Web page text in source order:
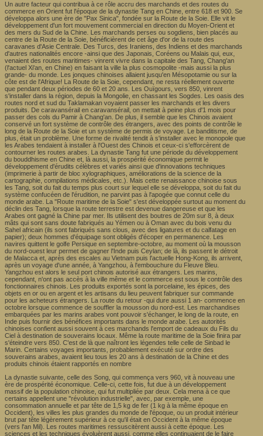
Un autre facteur qui contribua à ce rôle accru des marchands et des routes du
commerce en Orient fut l'époque de la dynastie Tang en Chine, entre 618 et 900. Se
développa alors une ère de "Pax Sinica", fondée sur la Route de la Soie. Elle vit le
développement d'un fort mouvement commercial en direction du Moyen-Orient et
des mers du Sud de la Chine. Les marchands perses ou sogdiens, bien placés au
centre de la Route de la Soie, bénéficièrent de cet âge d'or de la route des
caravanes d'Asie Centrale. Des Turcs, des Iraniens, des Indiens et des marchands
d'autres nationalités encore -ainsi que des Japonais, Coréens ou Malais qui, eux,
venaient des routes maritimes- vinrent vivre dans la capitale des Tang, Chang'an
(l'actuel Xi'an, en Chine) en faisant la ville la plus cosmopolite -mais aussi la plus
grande- du monde. Les jonques chinoises allaient jusqu'en Mésopotamie ou sur la
côte est de l'Afrique! La Route de la Soie, cependant, ne resta réellement ouverte
que pendant deux périodes de 60 et 20 ans. Les Ouïgours, vers 850, vinrent
s'installer dans la région, depuis la Mongolie, en chassant les Sogdes. Les oasis des
routes nord et sud du Taklamakan voyaient passer les marchands et les divers
produits. De caravansérail en caravansérail, on mettait à peine plus d'1 mois pour
passer des cols du Pamir à Chang'an. De plus, il semble que les Chinois avaient
conservé un fort système de contrôle des étrangers, avec des points de contrôle le
long de la Route de la Soie et un système de permis de voyage. Le banditisme, de
plus, était un problème. Une forme de rivalité tendit à s'installer avec le monopole que
les Arabes tendaient à installer à l'Ouest des Chinois et ceux-ci s'efforcèrent de
contourner les routes arabes. La dynastie Tang fut une période du développement
du bouddhisme en Chine et, là aussi, la prospérité économique permit le
développement d'érudits célèbres et variés ainsi que d'innovations techniques
(imprimerie à partir de bloc xylographiques, améliorations de la science de la
cartographie, compilations médicales, etc.). Mais cette renaissance chinoise sous
les Tang, soit du fait du temps plus court sur lequel elle se développa, soit du fait du
système confucéen de l'érudition, ne parvint pas à l'apogée que connut celle du
monde arabe. La "Route maritime de la Soie" s'est développée surtout au moment du
déclin des Tang, lorsque la route terrestre est devenue dangereuse et que les
Arabes ont gagné la Chine par mer. Ils utilisent des boutres de 20m sur 8, à deux
mâts qui sont sans doute fabriqués au Yémen ou à Oman avec du bois venu du
Sahel africain (ils sont fabriqués sans clous, avec des ligatures et du calfatage en
papier); deux hommes d'équipage sont obligés d'écoper en permanence. Les
navires quittent le golfe Persique en septembre-octobre, au moment où la mousson
du nord-ouest leur permet de gagner l'Inde puis Ceylan; de là, ils passent le détroit
de Malacca et, après des escales au Vietnam puis l'actuelle Hong-Kong, ils arrivent,
après un voyage d'une année, à Yangzhou, à l'embouchure du Fleuve Bleu.
Yangzhou est alors le seul port chinois autorisé aux étrangers. Les marins,
cependant, n'ont pas accès à la ville même et le commerce est sous le contrôle des
fonctionnaires chinois. Les produits exportés sont la porcelaine, les épices, des
objets en or ou en argent et les artisans du lieu peuvent fabriquer sur commande
pour les acheteurs étrangers. La route du retour -qui dure aussi 1 an- commence en
octobre lorsque commence de souffler la mousson du nord-est. Les marchandises
embarquées par les marins arabes vont pouvoir s'échanger, le long de la route, en
Inde puis fournir des bénéfices importants dans le monde arabe. Les autorités
chinoises confient aussi souvent à ces marchands l'emport de cadeaux du Fils du
Ciel à destination de souverains locaux. Même la route maritime de la Soie finira par
s'éteindre vers 850. C'est de là que naîtront les légendes telle celle de Sinbad le
Marin. Certains voyages importants, probablement exécuté sur ordre des
souverains arabes, avaient lieu tous les 20 ans à destination de la Chine et des
produits chinois étaient rapportés en nombre
La dynastie suivante, celle des Song, qui commença vers 960, vit à nouveau une
ère de prospérité économique. Celle-ci, cette fois, fut due à un développement
massif de la population chinoise, qui fut multipliée par deux. Cela mena à ce que
certains appellent une "révolution industrielle", avec, par exemple, une
consommation annuelle et par tête de 1,5 kg de fer (1 kg à la même époque en
Occident), les villes les plus grandes du monde de l'époque, ou un produit intérieur
brut par tête légèrement supérieur à ce qu'il était en Occident à la même époque
(vers l'an Mil). Les routes maritimes ressuscitèrent aussi à cette époque. Les
sciences et les techniques évoluèrent aussi, comme elles continuaient de le faire